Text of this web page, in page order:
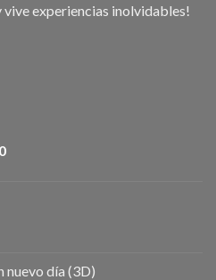
vive experiencias inolvidables!
nuevo día (3D)